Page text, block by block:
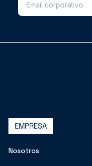
EMPRESA
Nosotros